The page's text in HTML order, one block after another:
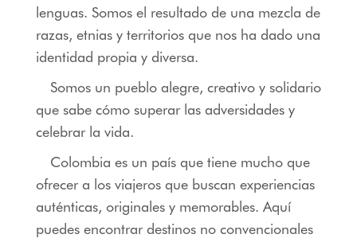
lenguas. Somos el resultado de una mezcla de
razas, etnias y territorios que nos ha dado una
identidad propia y diversa.
Somos un pueblo alegre, creativo y solidario
que sabe cómo superar las adversidades y
celebrar la vida.
Colombia es un país que tiene mucho que
ofrecer a los viajeros que buscan experiencias
auténticas, originales y memorables. Aquí
puedes encontrar destinos no convencionales